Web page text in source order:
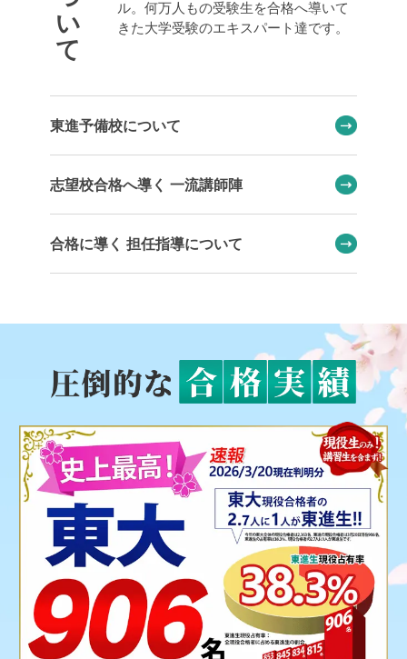
い
て
ル。何万人もの受験生を合格へ導いて
きた大学受験のエキスパート達です。
東進予備校について
志望校合格へ導く 一流講師陣
合格に導く 担任指導について